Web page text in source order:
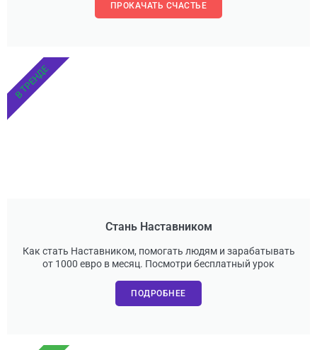
ПРОКАЧАТЬ СЧАСТЬЕ
Стань Наставником
Как стать Наставником, помогать людям и зарабатывать
от 1000 евро в месяц. Посмотри бесплатный урок
ПОДРОБНЕЕ
В ТРЕНДЕ